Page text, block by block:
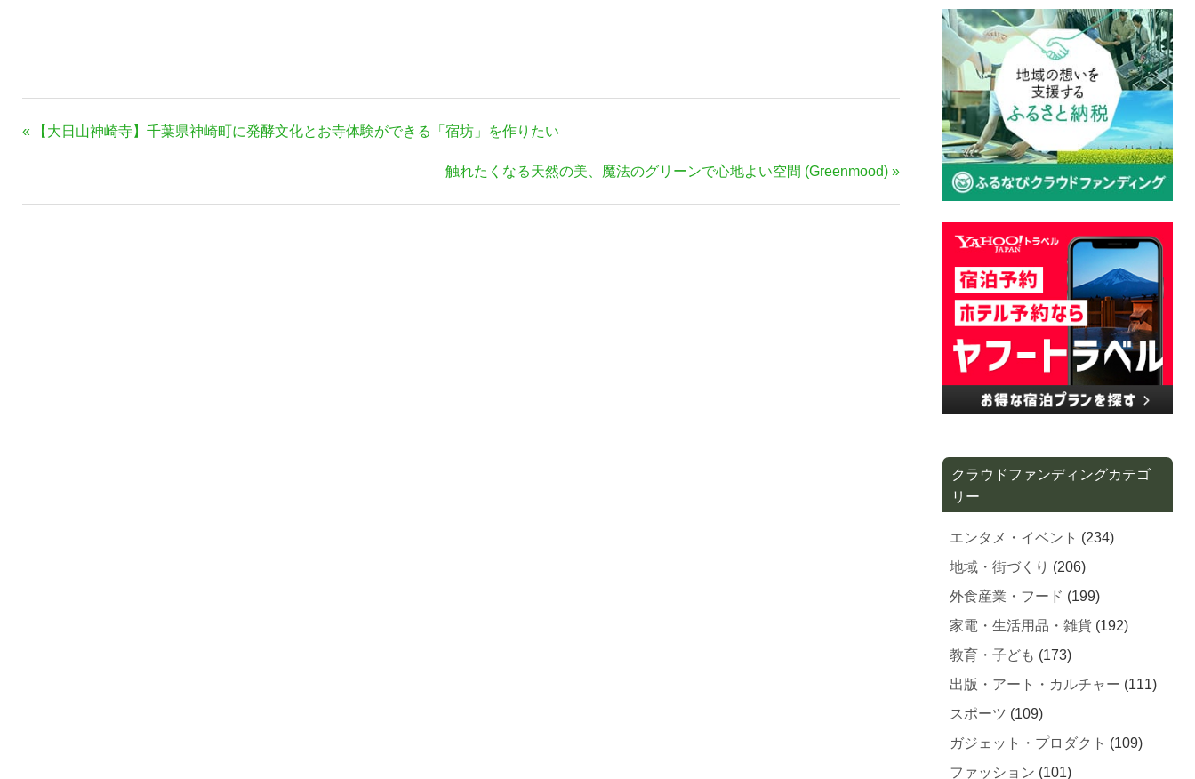
投
ビ
前
【大日山神崎寺】千葉県神崎町に発酵文化とお寺体験ができる「宿坊」を作りたい
次
触れたくなる天然の美、魔法のグリーンで心地よい空間 (Greenmood)
クラウドファンディングカテゴ
リー
エンタメ・イベント (234)
地域・街づくり (206)
外食産業・フード (199)
家電・生活用品・雑貨 (192)
教育・子ども (173)
出版・アート・カルチャー (111)
スポーツ (109)
ガジェット・プロダクト (109)
ファッション (101)